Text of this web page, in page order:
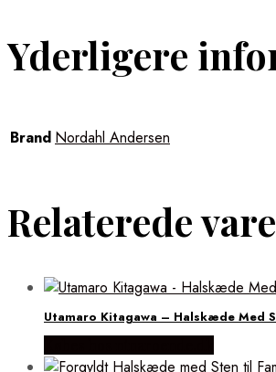
Yderligere
Brand Nordahl Andersen
Relaterede
Utamaro Kitagawa – Halskæde Med